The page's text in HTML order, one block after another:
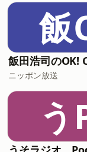
援活動について
たしの
・作家
かけに
Future
about
飯
ニッポン放送
う